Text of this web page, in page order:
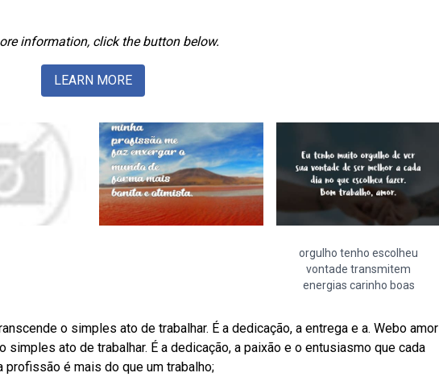
information, click the button below.
LEARN MORE
orgulho tenho escolheu
vontade transmitem
energias carinho boas
o simples ato de trabalhar. É a dedicação, a entrega e a. Webo amor
ato de trabalhar. É a dedicação, a paixão e o entusiasmo que cada
é mais do que um trabalho;